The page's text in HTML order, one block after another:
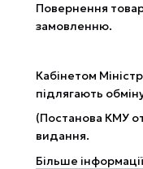
Повернення
замовленню.
Кабінетом
підлягають
(Постанова КМУ
видання.
Більше